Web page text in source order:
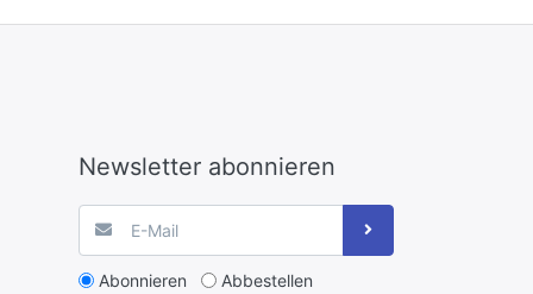
Newsletter abonnieren
Abonnieren Abbestellen